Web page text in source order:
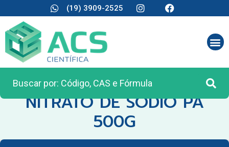
(19) 3909-2525
CATEGORIA:REAGENTES ANALÍTICOS
NITRATO DE SODIO PA
500G